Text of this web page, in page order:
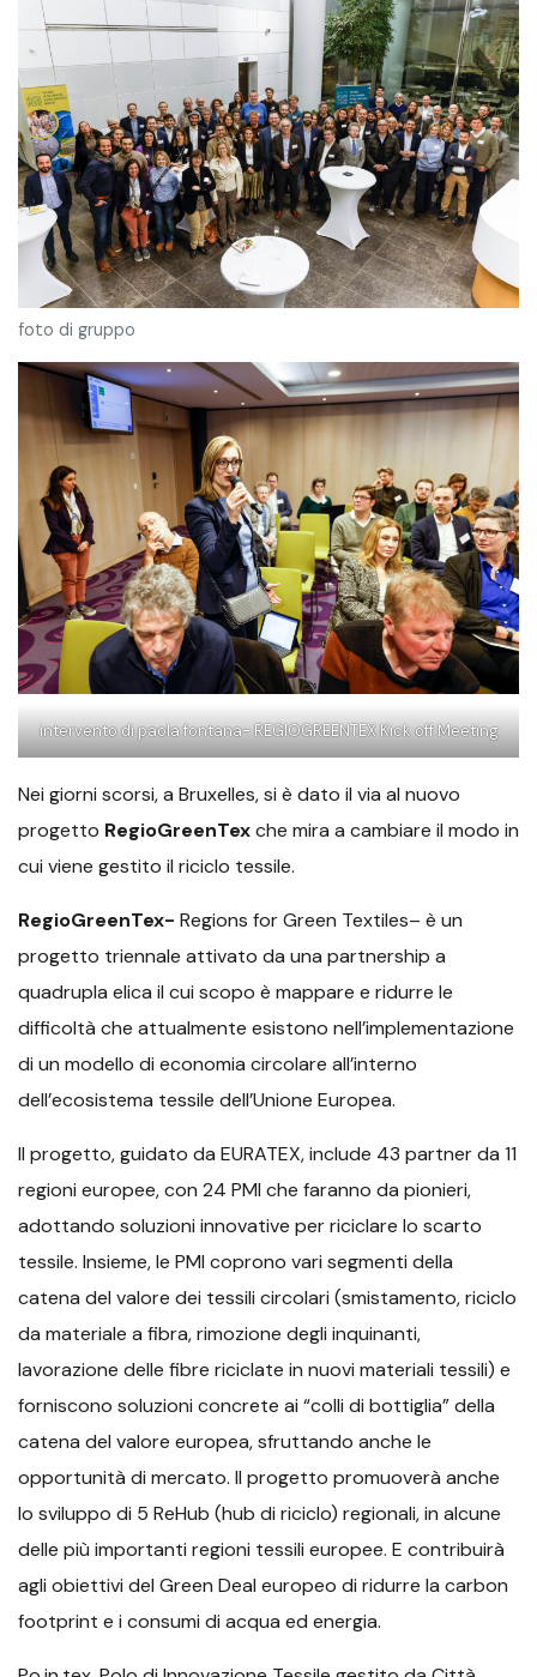
foto di gruppo
intervento di paola fontana- REGIOGREENTEX Kick off Meeting
Nei giorni scorsi, a Bruxelles, si è dato il via al nuovo
progetto RegioGreenTexche mira a cambiare il modo in
cui viene gestito il riciclo tessile.
RegioGreenTex- Regions for Green Textiles– è un
progetto triennale attivato da una partnership a
quadrupla elica il cui scopo è mappare e ridurre le
difficoltà che attualmente esistono nell’implementazione
di un modello di economia circolare all’interno
dell’ecosistema tessile dell’Unione Europea.
Il progetto, guidato da EURATEX, include 43 partner da 11
regioni europee, con 24 PMI che faranno da pionieri,
adottando soluzioni innovative per riciclare lo scarto
tessile. Insieme, le PMI coprono vari segmenti della
catena del valore dei tessili circolari (smistamento, riciclo
da materiale a fibra, rimozione degli inquinanti,
lavorazione delle fibre riciclate in nuovi materiali tessili) e
forniscono soluzioni concrete ai “colli di bottiglia” della
catena del valore europea, sfruttando anche le
opportunità di mercato. Il progetto promuoverà anche
lo sviluppo di 5 ReHub (hub di riciclo) regionali, in alcune
delle più importanti regioni tessili europee. E contribuirà
agli obiettivi del Green Deal europeo di ridurre la carbon
footprint e i consumi di acqua ed energia.